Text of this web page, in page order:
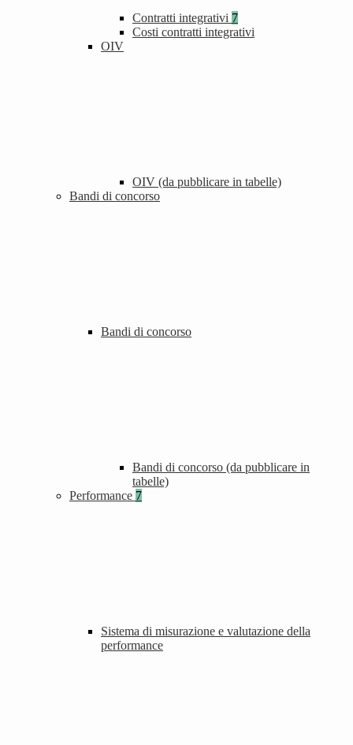
Contratti integrativi 7
Costi contratti integrativi
OIV
OIV (da pubblicare in tabelle)
Bandi di concorso
Bandi di concorso
Bandi di concorso (da pubblicare in
tabelle)
Performance 7
Sistema di misurazione e valutazione della
performance